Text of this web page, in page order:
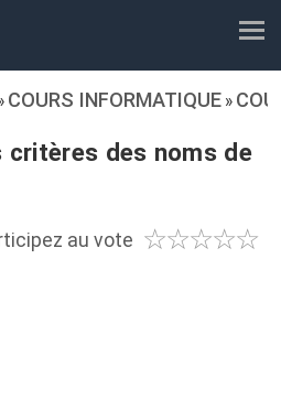
COURS INFORMATIQUE »
critères des noms de
au vote ☆☆☆☆☆
★★★★★